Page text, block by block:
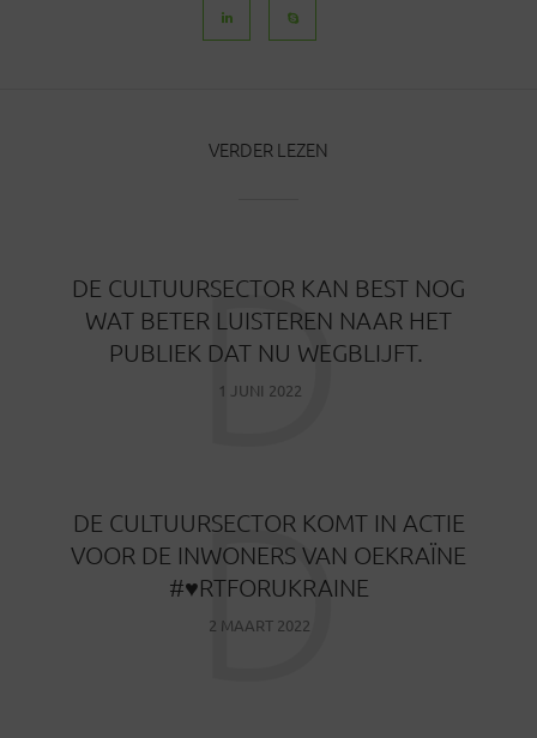
VERDER LEZEN
DE CULTUURSECTOR KAN BEST NOG
WAT BETER LUISTEREN NAAR HET
PUBLIEK DAT NU WEGBLIJFT.
1 JUNI 2022
D
DE CULTUURSECTOR KOMT IN ACTIE
VOOR DE INWONERS VAN OEKRAÏNE
#♥RTFORUKRAINE
2 MAART 2022
D